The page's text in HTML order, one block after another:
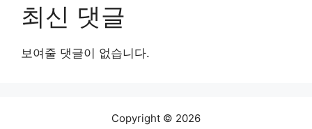
최신 댓글
보여줄 댓글이 없습니다.
Copyright © 2026